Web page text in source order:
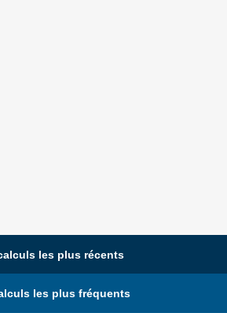
les plus récents
les plus fréquents